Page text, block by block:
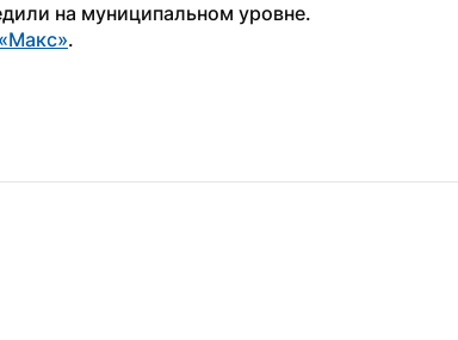
на муниципальном уровне.
«Макс».